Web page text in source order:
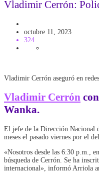
Vladimir Cerrón:
octubre 11, 2023
324
Vladimir Cerrón aseguró en
Vladimir Cerrón
Wanka.
El jefe de la Dirección Nacional
meses el pasado viernes por el
«Nosotros desde las 6:30 p.m.,
búsqueda de Cerrón. Se ha
internacional», informó Arriola